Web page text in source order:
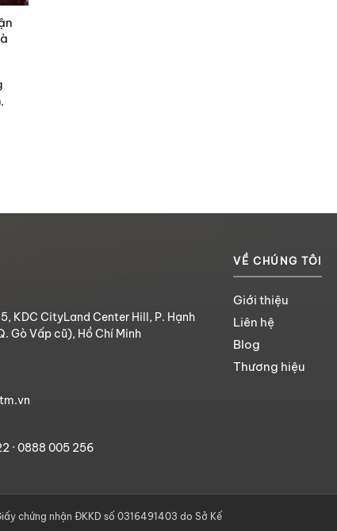
KDC CityLand Center Hill, P. Hạnh
Gò Vấp cũ), Hồ Chí Minh
· 0888 005 256
VỀ CHÚNG TÔI
Giới thiệu
Liên hệ
Blog
Thương hiệu
chứng nhận ĐKKD số 0316491403 do Sở Kế